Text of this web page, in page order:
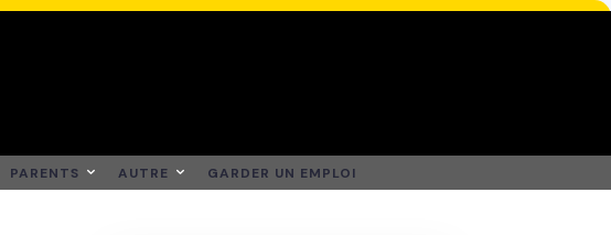
PARENTS AUTRE GARDER UN EMPLOI